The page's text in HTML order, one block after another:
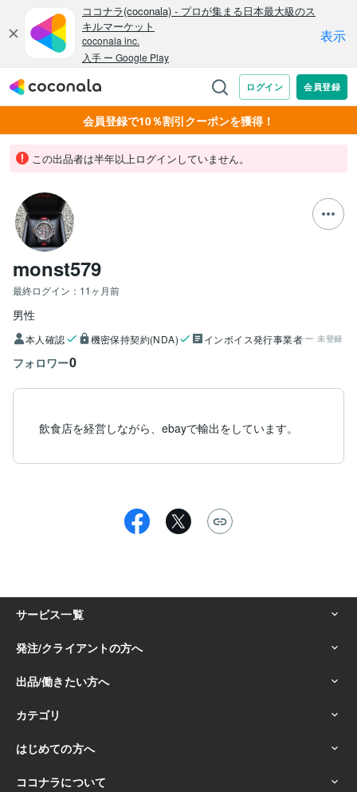
会員登録で10％割引クーポンを獲得！
この出品者は半年以上ログインしていません。
monst579
最終ログイン： 11ヶ月前
男性
本人確認 機密保持契約(NDA) インボイス発行事業者 未登録
フォロワー0
飲食店を経営しながら、ebayで輸出をしています。